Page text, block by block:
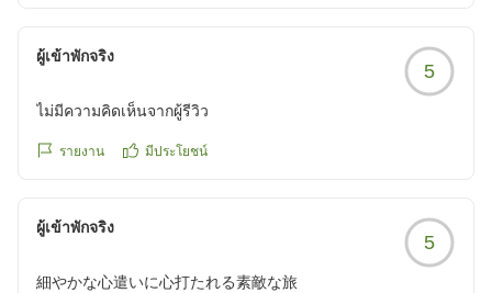
ผู้เข้าพักจริง
5
ไม่มีความคิดเห็นจากผู้รีวิว
รายงาน มีประโยชน์
ผู้เข้าพักจริง
5
細やかな心遣いに心打たれる素敵な旅